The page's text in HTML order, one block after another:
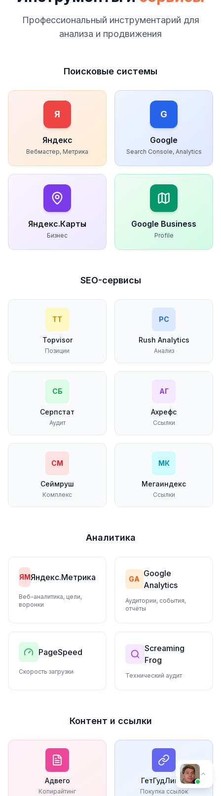
Профессиональный инструментарий для
анализа и продвижения
Поисковые системы
Я
Яндекс
Вебмастер, Метрика
G
Google
Search Console, Analytics
Яндекс.Карты
Бизнес
Google Business
Profile
SEO-сервисы
ТТ
Topvisor
Позиции
РС
Rush Analytics
Анализ
СБ
Серпстат
Аудит
АГ
Ахрефс
Ссылки
СМ
Сеймруш
Комплекс
МК
Мегаиндекс
Ссылки
Аналитика
ЯМЯндекс.Метрика
Веб-аналитика, цели,
воронки
GA
Google
Analytics
Аудитории, события,
отчёты
PageSpeed
Скорость загрузки
Screaming
Frog
Технический аудит
Контент и ссылки
Адвего
Копирайтинг
ГетГудЛинкс
Покупка ссылок